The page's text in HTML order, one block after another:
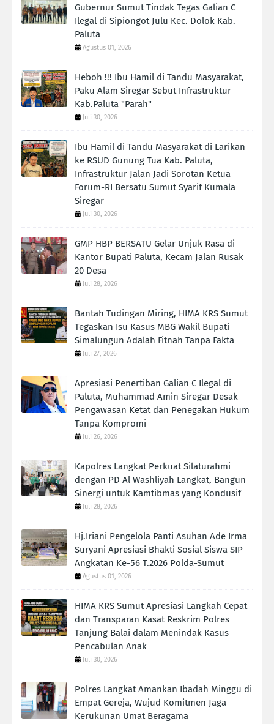
Gubernur Sumut Tindak Tegas Galian C
Ilegal di Sipiongot Julu Kec. Dolok Kab.
Paluta
Agustus 01, 2026
Heboh !!! Ibu Hamil di Tandu Masyarakat,
Paku Alam Siregar Sebut Infrastruktur
Kab.Paluta "Parah"
Juli 30, 2026
Ibu Hamil di Tandu Masyarakat di Larikan
ke RSUD Gunung Tua Kab. Paluta,
Infrastruktur Jalan Jadi Sorotan Ketua
Forum-RI Bersatu Sumut Syarif Kumala
Siregar
Juli 30, 2026
GMP HBP BERSATU Gelar Unjuk Rasa di
Kantor Bupati Paluta, Kecam Jalan Rusak
20 Desa
Juli 28, 2026
Bantah Tudingan Miring, HIMA KRS Sumut
Tegaskan Isu Kasus MBG Wakil Bupati
Simalungun Adalah Fitnah Tanpa Fakta
Juli 27, 2026
Apresiasi Penertiban Galian C Ilegal di
Paluta, Muhammad Amin Siregar Desak
Pengawasan Ketat dan Penegakan Hukum
Tanpa Kompromi
Juli 26, 2026
Kapolres Langkat Perkuat Silaturahmi
dengan PD Al Washliyah Langkat, Bangun
Sinergi untuk Kamtibmas yang Kondusif
Juli 28, 2026
Hj.Iriani Pengelola Panti Asuhan Ade Irma
Suryani Apresiasi Bhakti Sosial Siswa SIP
Angkatan Ke-56 T.2026 Polda-Sumut
Agustus 01, 2026
HIMA KRS Sumut Apresiasi Langkah Cepat
dan Transparan Kasat Reskrim Polres
Tanjung Balai dalam Menindak Kasus
Pencabulan Anak
Juli 30, 2026
Polres Langkat Amankan Ibadah Minggu di
Empat Gereja, Wujud Komitmen Jaga
Kerukunan Umat Beragama